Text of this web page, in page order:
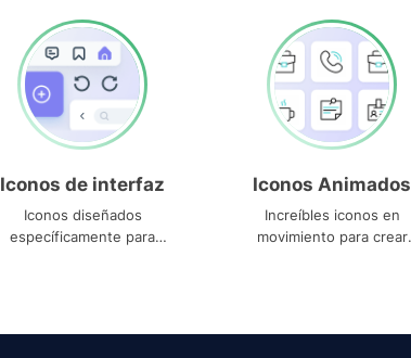
Iconos de interfaz
Iconos diseñados
específicamente para
Iconos Animados
Increíbles iconos en
movimiento para crear